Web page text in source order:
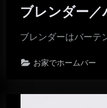
ブレンダー／
ブレンダーはバーテ
お家でホームバー